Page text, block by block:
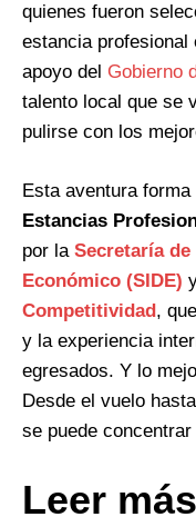
quienes fueron
estancia profesional
apoyo del Gobierno
talento local que se
pulirse con los
Esta aventura forma
Estancias
por la Secretaría
Económico (SIDE)
Competitividad ,
y la experiencia
egresados. Y lo
Desde el vuelo
se puede
Leer